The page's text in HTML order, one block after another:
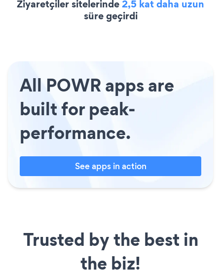
Ziyaretçiler sitelerinde2,5 kat daha uzun
süre geçirdi
All POWR apps are
built for peak-
performance.
See apps in action
Trusted by the best in
the biz!